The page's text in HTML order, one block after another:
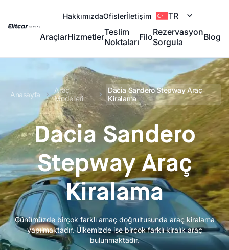
HakkımızdaOfislerİletişim TR
AraçlarHizmetlerTeslim
NoktalarıFiloRezervasyon
Sorgula
Blog
Anasayfa
Araç
Modelleri
Dacia Sandero Stepway Araç
Kiralama
Dacia Sandero
Stepway Araç
Kiralama
Günümüzde birçok farklı amaç doğrultusunda araç kiralama
yapılmaktadır. Ülkemizde ise birçok farklı kiralık araç
bulunmaktadır.